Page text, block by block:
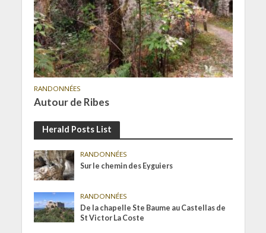
RANDONNÉES
Autour de Ribes
Herald Posts List
RANDONNÉES
Sur le chemin des Eyguiers
RANDONNÉES
De la chapelle Ste Baume au Castellas de
St Victor La Coste